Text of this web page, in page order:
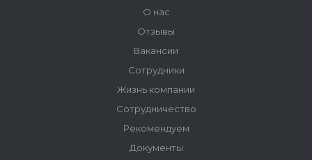
О нас
Отзывы
Вакансии
Сотрудники
Жизнь компании
Сотрудничество
Рекомендуем
Документы